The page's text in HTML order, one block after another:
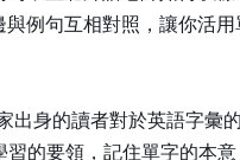
例句互相對照，讓你活用
出身的讀者對於英語字彙
習的要領，記住單字的本